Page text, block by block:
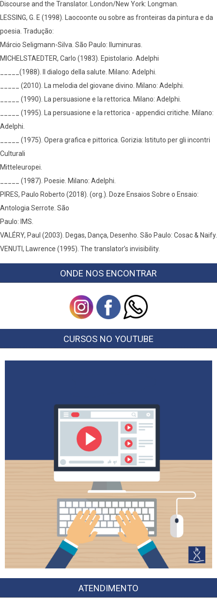
Discourse and the Translator. London/New York: Longman.
LESSING, G. E (1998). Laocoonte ou sobre as fronteiras da pintura e da
poesia. Tradução:
Márcio Seligmann-Silva. São Paulo: Iluminuras.
MICHELSTAEDTER, Carlo (1983). Epistolario. Adelphi
_____(1988). Il dialogo della salute. Milano: Adelphi.
_____ (2010). La melodia del giovane divino. Milano: Adelphi.
_____ (1990). La persuasione e la rettorica. Milano: Adelphi.
_____ (1995). La persuasione e la rettorica - appendici critiche. Milano:
Adelphi.
_____ (1975). Opera grafica e pittorica. Gorizia: Istituto per gli incontri
Culturali
Mitteleuropei.
_____ (1987). Poesie. Milano: Adelphi.
PIRES, Paulo Roberto (2018). (org.). Doze Ensaios Sobre o Ensaio:
Antologia Serrote. São
Paulo: IMS.
VALÉRY, Paul (2003). Degas, Dança, Desenho. São Paulo: Cosac & Naify.
VENUTI, Lawrence (1995). The translator’s invisibility.
ONDE NOS ENCONTRAR
CURSOS NO YOUTUBE
ATENDIMENTO